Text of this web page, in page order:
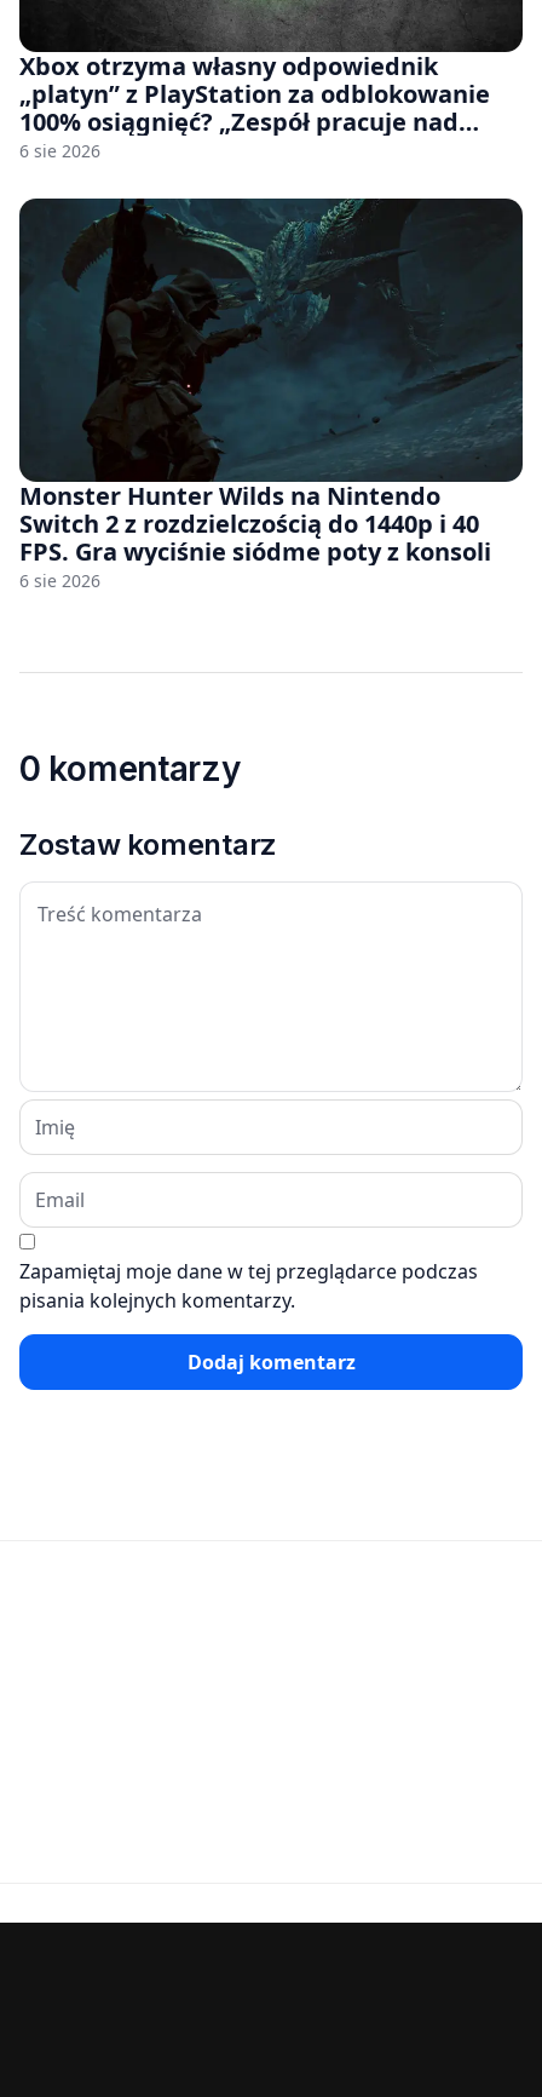
Xbox otrzyma własny odpowiednik
„platyn” z PlayStation za odblokowanie
100% osiągnięć? „Zespół pracuje nad
czymś, co ma się pojawić jeszcze w tym
6 sie 2026
Monster Hunter Wilds na Nintendo
Switch 2 z rozdzielczością do 1440p i 40
FPS. Gra wyciśnie siódme poty z konsoli
6 sie 2026
0 komentarzy
Zostaw komentarz
Zapamiętaj moje dane w tej przeglądarce podczas
pisania kolejnych komentarzy.
Dodaj komentarz